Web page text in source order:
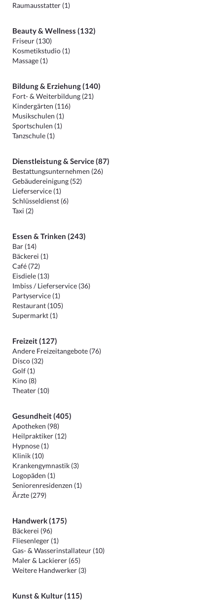
Raumausstatter (1)
Beauty & Wellness (132)
Friseur (130)
Kosmetikstudio (1)
Massage (1)
Bildung & Erziehung (140)
Fort- & Weiterbildung (21)
Kindergärten (116)
Musikschulen (1)
Sportschulen (1)
Tanzschule (1)
Dienstleistung & Service (87)
Bestattungsunternehmen (26)
Gebäudereinigung (52)
Lieferservice (1)
Schlüsseldienst (6)
Taxi (2)
Essen & Trinken (243)
Bar (14)
Bäckerei (1)
Café (72)
Eisdiele (13)
Imbiss / Lieferservice (36)
Partyservice (1)
Restaurant (105)
Supermarkt (1)
Freizeit (127)
Andere Freizeitangebote (76)
Disco (32)
Golf (1)
Kino (8)
Theater (10)
Gesundheit (405)
Apotheken (98)
Heilpraktiker (12)
Hypnose (1)
Klinik (10)
Krankengymnastik (3)
Logopäden (1)
Seniorenresidenzen (1)
Ärzte (279)
Handwerk (175)
Bäckerei (96)
Fliesenleger (1)
Gas- & Wasserinstallateur (10)
Maler & Lackierer (65)
Weitere Handwerker (3)
Kunst & Kultur (115)